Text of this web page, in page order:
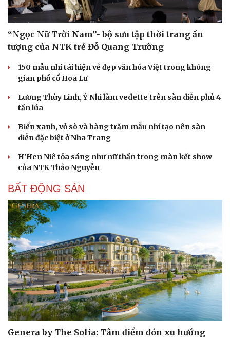
“Ngọc Nữ Trời Nam”- bộ sưu tập thời trang ấn
tượng của NTK trẻ Đỗ Quang Trường
150 mẫu nhí tái hiện vẻ đẹp văn hóa Việt trong không
gian phố cổ Hoa Lư
Lương Thùy Linh, Ý Nhi làm vedette trên sàn diễn phủ 4
tấn lúa
Biển xanh, vỏ sò và hàng trăm mẫu nhí tạo nên sàn
diễn đặc biệt ở Nha Trang
H'Hen Niê tỏa sáng như nữ thần trong màn kết show
của NTK Thảo Nguyễn
BẤT ĐỘNG SẢN
Genera by The Solia: Tâm điểm đón xu hướng